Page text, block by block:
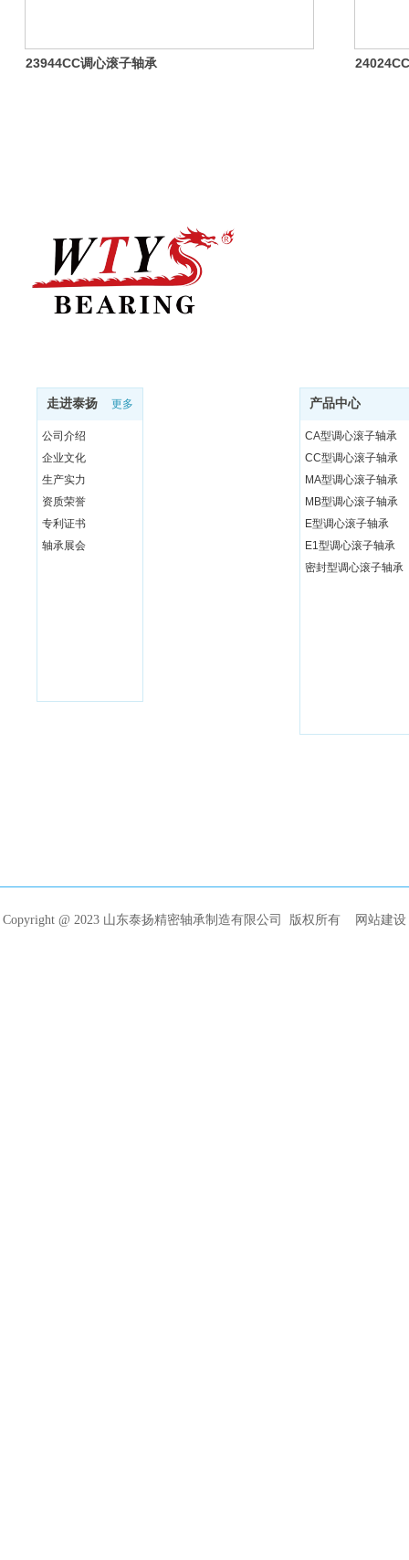
23944CC调心滚子轴承
走进泰扬 更多
公司介绍
企业文化
生产实力
资质荣誉
专利证书
轴承展会
产品中心
CA型调心滚子轴承
CC型调心滚子轴承
MA型调心滚子轴承
MB型调心滚子轴承
E型调心滚子轴承
E1型调心滚子轴承
密封型调心滚子轴承
Copyright @ 2023 山东泰扬精密轴承制造有限公司 版权所有 网站建设